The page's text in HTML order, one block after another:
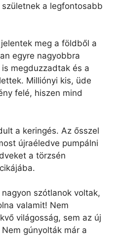
a legfontosabb
meg a földből a
egyre nagyobbra
megduzzadtak és a
Milliónyi kis, üde
felé, hiszen mind
a keringés. Az ősszel
újraéledve pumpálni
a törzsén
szótlanok voltak,
valamit! Nem
világosság, sem az új
gúnyolták már a